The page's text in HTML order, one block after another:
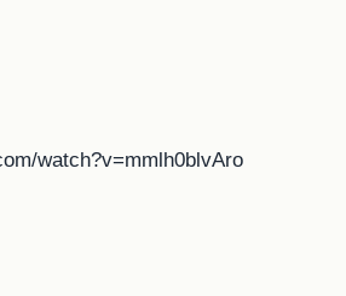
watch?v=mmlh0blvAro